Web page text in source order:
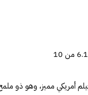
6.1 من 10
الرومانسية 2022، فهو فيلم أمريكي مميز، وهو ذو